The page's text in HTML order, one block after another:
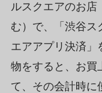
ルスクエアのお店
む）で、「渋谷ス
エアアプリ決済」
物をすると、お買
て、その会計時に